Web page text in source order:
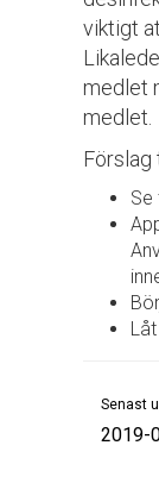
viktigt
medlet
medlet.
Förslag
Se
Senast
2019-